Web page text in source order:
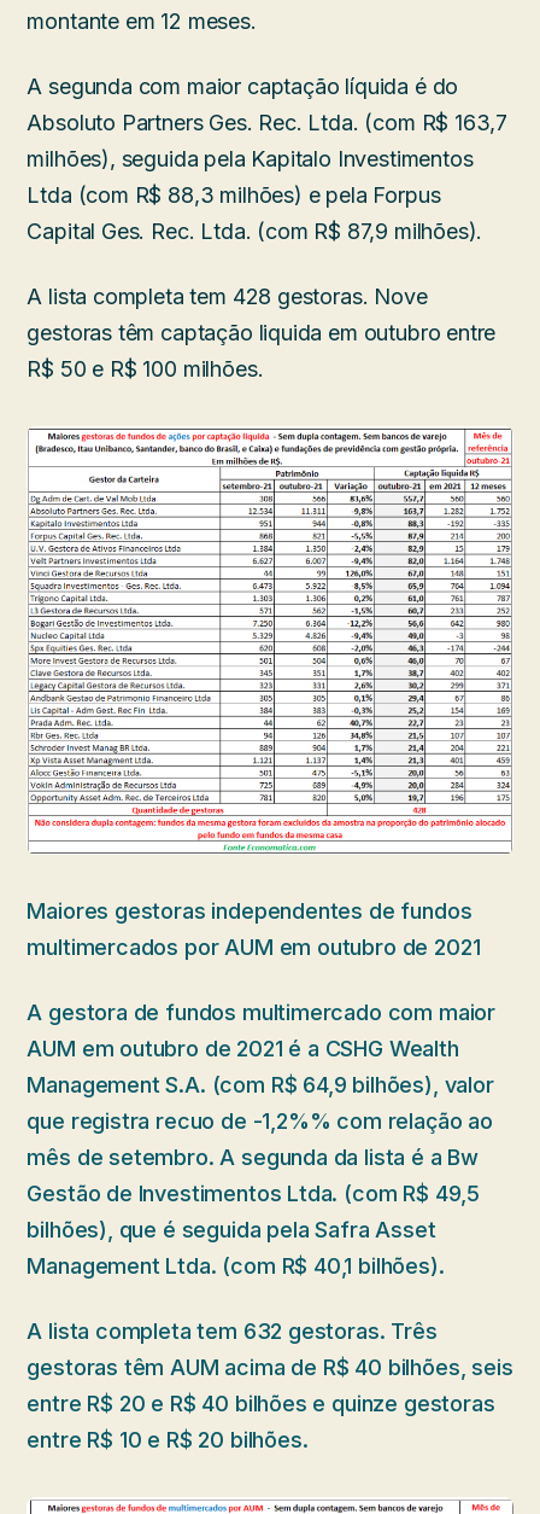
montante em 12 meses.
A segunda com maior captação líquida é do
Absoluto Partners Ges. Rec. Ltda. (com R$ 163,7
milhões), seguida pela Kapitalo Investimentos
Ltda (com R$ 88,3 milhões) e pela Forpus
Capital Ges. Rec. Ltda. (com R$ 87,9 milhões).
A lista completa tem 428 gestoras. Nove
gestoras têm captação liquida em outubro entre
R$ 50 e R$ 100 milhões.
Maiores gestoras independentes de fundos
multimercados por AUM em outubro de 2021
A gestora de fundos multimercado com maior
AUM em outubro de 2021 é a CSHG Wealth
Management S.A. (com R$ 64,9 bilhões), valor
que registra recuo de -1,2%% com relação ao
mês de setembro. A segunda da lista é a Bw
Gestão de Investimentos Ltda. (com R$ 49,5
bilhões), que é seguida pela Safra Asset
Management Ltda. (com R$ 40,1 bilhões).
A lista completa tem 632 gestoras. Três
gestoras têm AUM acima de R$ 40 bilhões, seis
entre R$ 20 e R$ 40 bilhões e quinze gestoras
entre R$ 10 e R$ 20 bilhões.